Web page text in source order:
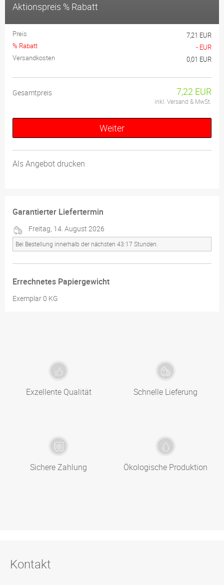
Aktionspreis % Rabatt
Preis
7,21 EUR
% Rabatt
- EUR
Versandkosten
0,01 EUR
Gesamtpreis 7,22 EUR
inkl. Versand & MwSt.
Weiter
Als Angebot drucken
Garantierter Liefertermin
Freitag, 14. August 2026
Bei Bestellung innerhalb der nächsten 43:17 Stunden.
Errechnetes Papiergewicht
Exemplar 0 KG
Exzellente Qualität Schnelle Lieferung
Sichere Zahlung Ökologische Produktion
Kontakt